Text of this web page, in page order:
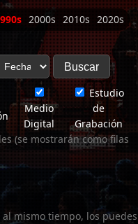
2000s 2010s 2020s
Medio
Digital
Estudio
de
Grabación
(se mostrarán como filas
mismo tiempo, los puedes